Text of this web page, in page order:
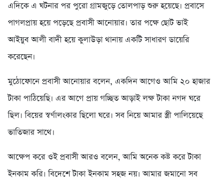
এদিকে এ ঘটনার পর পুরো গ্রামজুড়ে তোলপাড় শুরু হয়েছে। প্রবাসে
পাগলপ্রায় হয়ে পড়েছে প্রবাসী আনোয়ার। তার পক্ষে ছোট ভাই
আইয়ুব আলী বাদী হয়ে কুলাউড়া থানায় একটি সাধারণ ডায়েরি
করেছেন।
মুঠোফোনে প্রবাসী আনোয়ার বলেন, একদিন আগেও আমি ২০ হাজার
টাকা পাঠিয়েছি। এর আগে প্রায় গচ্ছিত আড়াই লক্ষ টাকা নগদ ঘরে
ছিল। বিয়ের স্বর্ণালংকার ছিলো ঘরে। সব নিয়ে আমার স্ত্রী পালিয়েছে
ভাতিজার সাথে।
আক্ষেপ করে ওই প্রবাসী আরও বলেন, আমি অনেক কষ্ট করে টাকা
ইনকাম করি। বিদেশে টাকা ইনকাম সহজ নয়। আমার জমানো সব